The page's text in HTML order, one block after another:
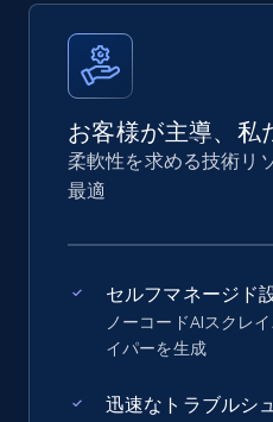
お客様が主導、私
柔軟性を求める技術リ
最適
セルフマネージド
ノーコードAIスクレ
イパーを生成
迅速なトラブルシ